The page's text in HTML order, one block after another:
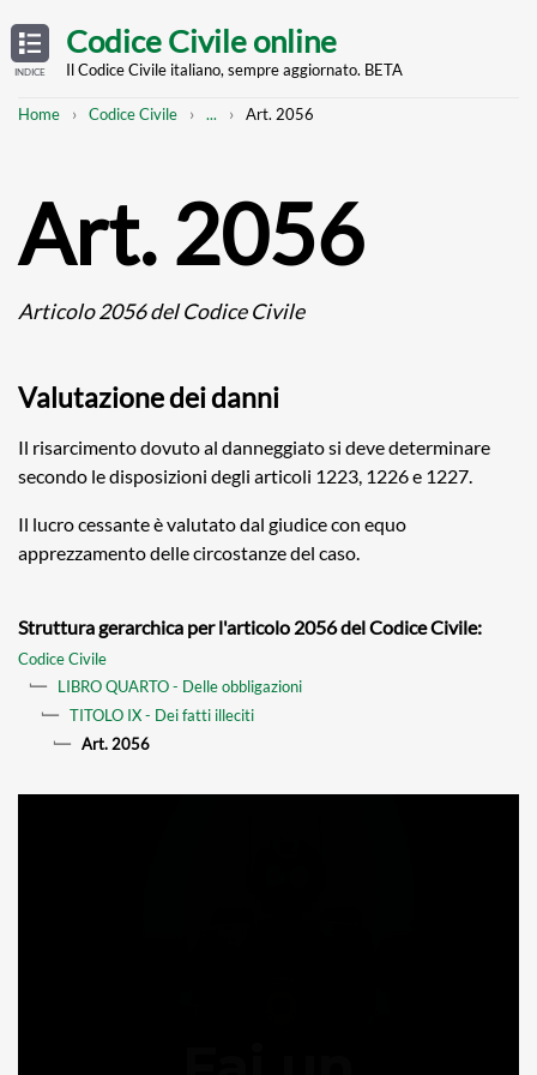
TABLE
OF
CONTENTS
INDICE
main
Codice Civile online
Il Codice Civile italiano, sempre aggiornato. BETA
Breadcrumb
Home Codice Civile
Mostra
... Art. 2056
Art. 2056
Articolo 2056 del Codice Civile
Valutazione dei danni
Il risarcimento dovuto al danneggiato si deve determinare
secondo le disposizioni degli articoli 1223, 1226 e 1227.
Il lucro cessante è valutato dal giudice con equo
apprezzamento delle circostanze del caso.
Struttura gerarchica per l'articolo 2056 del Codice Civile:
Codice Civile
LIBRO QUARTO - Delle obbligazioni
TITOLO IX - Dei fatti illeciti
Art. 2056